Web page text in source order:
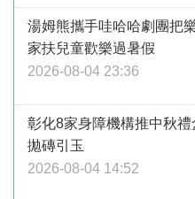
湯姆熊攜手哇哈哈劇團把
家扶兒童歡樂過暑假
2026-08-04 23:36
彰化8家身障機構推中秋
拋磚引玉
2026-08-04 14:52